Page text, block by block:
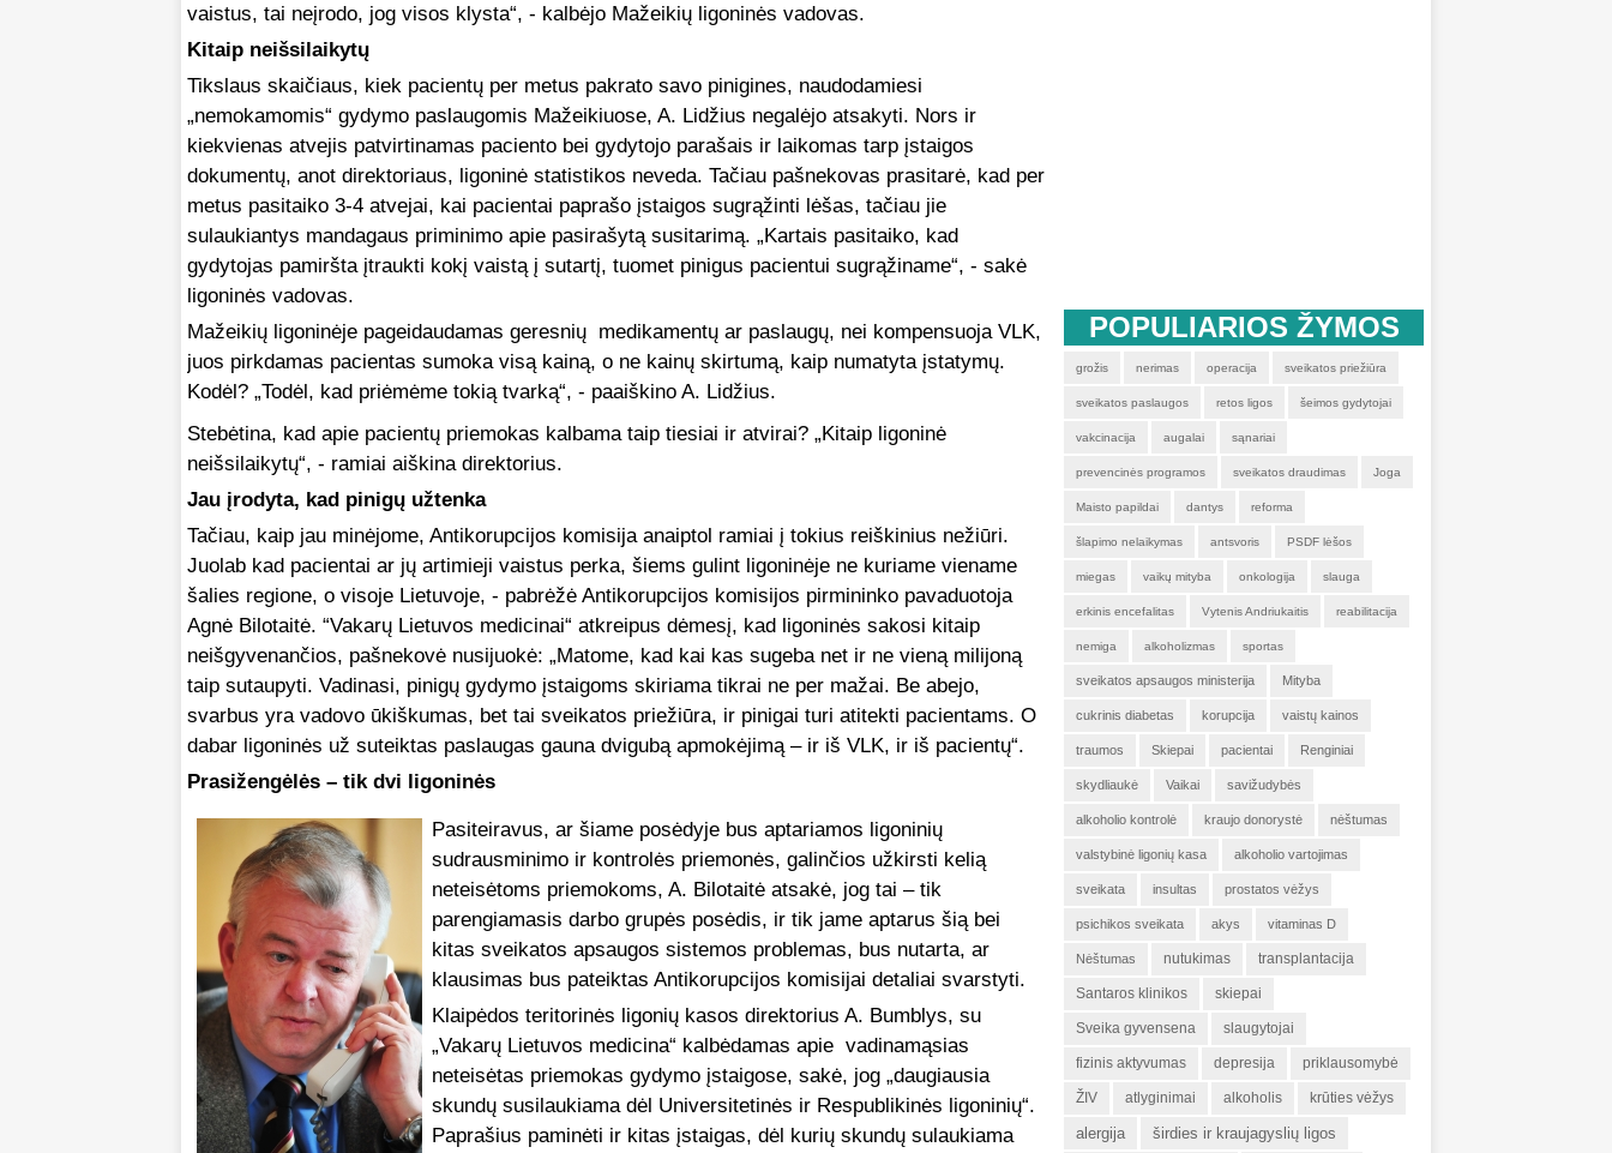
vaistus, tai neįrodo, jog visos klysta“, - kalbėjo Mažeikių ligoninės vadovas.
Kitaip neišsilaikytų
Tikslaus skaičiaus, kiek pacientų per metus pakrato savo pinigines, naudodamiesi
„nemokamomis“ gydymo paslaugomis Mažeikiuose, A. Lidžius negalėjo atsakyti. Nors ir
kiekvienas atvejis patvirtinamas paciento bei gydytojo parašais ir laikomas tarp įstaigos
dokumentų, anot direktoriaus, ligoninė statistikos neveda. Tačiau pašnekovas prasitarė, kad per
metus pasitaiko 3-4 atvejai, kai pacientai paprašo įstaigos sugrąžinti lėšas, tačiau jie
sulaukiantys mandagaus priminimo apie pasirašytą susitarimą. „Kartais pasitaiko, kad
gydytojas pamiršta įtraukti kokį vaistą į sutartį, tuomet pinigus pacientui sugrąžiname“, - sakė
ligoninės vadovas.
Mažeikių ligoninėje pageidaudamas geresnių medikamentų ar paslaugų, nei kompensuoja VLK,
juos pirkdamas pacientas sumoka visą kainą, o ne kainų skirtumą, kaip numatyta įstatymų.
Kodėl? „Todėl, kad priėmėme tokią tvarką“, - paaiškino A. Lidžius.
Stebėtina, kad apie pacientų priemokas kalbama taip tiesiai ir atvirai? „Kitaip ligoninė
neišsilaikytų“, - ramiai aiškina direktorius.
Jau įrodyta, kad pinigų užtenka
Tačiau, kaip jau minėjome, Antikorupcijos komisija anaiptol ramiai į tokius reiškinius nežiūri.
Juolab kad pacientai ar jų artimieji vaistus perka, šiems gulint ligoninėje ne kuriame viename
šalies regione, o visoje Lietuvoje, - pabrėžė Antikorupcijos komisijos pirmininko pavaduotoja
Agnė Bilotaitė. “Vakarų Lietuvos medicinai“ atkreipus dėmesį, kad ligoninės sakosi kitaip
neišgyvenančios, pašnekovė nusijuokė: „Matome, kad kai kas sugeba net ir ne vieną milijoną
taip sutaupyti. Vadinasi, pinigų gydymo įstaigoms skiriama tikrai ne per mažai. Be abejo,
svarbus yra vadovo ūkiškumas, bet tai sveikatos priežiūra, ir pinigai turi atitekti pacientams. O
dabar ligoninės už suteiktas paslaugas gauna dvigubą apmokėjimą – ir iš VLK, ir iš pacientų“.
Prasižengėlės – tik dvi ligoninės
Pasiteiravus, ar šiame posėdyje bus aptariamos ligoninių
sudrausminimo ir kontrolės priemonės, galinčios užkirsti kelią
neteisėtoms priemokoms, A. Bilotaitė atsakė, jog tai – tik
parengiamasis darbo grupės posėdis, ir tik jame aptarus šią bei
kitas sveikatos apsaugos sistemos problemas, bus nutarta, ar
klausimas bus pateiktas Antikorupcijos komisijai detaliai svarstyti.
Klaipėdos teritorinės ligonių kasos direktorius A. Bumblys, su
„Vakarų Lietuvos medicina“ kalbėdamas apie vadinamąsias
neteisėtas priemokas gydymo įstaigose, sakė, jog „daugiausia
skundų susilaukiama dėl Universitetinės ir Respublikinės ligoninių“.
Paprašius paminėti ir kitas įstaigas, dėl kurių skundų sulaukiama
POPULIARIOS ŽYMOS
grožis nerimas operacija sveikatos priežiūra
sveikatos paslaugos retos ligos šeimos gydytojai
vakcinacija augalai sąnariai
prevencinės programos sveikatos draudimas Joga
Maisto papildai dantys reforma
šlapimo nelaikymas antsvoris PSDF lėšos
miegas vaikų mityba onkologija slauga
erkinis encefalitas Vytenis Andriukaitis reabilitacija
nemiga alkoholizmas sportas
sveikatos apsaugos ministerija Mityba
cukrinis diabetas korupcija vaistų kainos
traumos Skiepai pacientai Renginiai
skydliaukė Vaikai savižudybės
alkoholio kontrolė kraujo donorystė nėštumas
valstybinė ligonių kasa alkoholio vartojimas
sveikata insultas prostatos vėžys
psichikos sveikata akys vitaminas D
Nėštumas nutukimas transplantacija
Santaros klinikos skiepai
Sveika gyvensena slaugytojai
fizinis aktyvumas depresija priklausomybė
ŽIV atlyginimai alkoholis krūties vėžys
alergija
širdies ir kraujagyslių ligos